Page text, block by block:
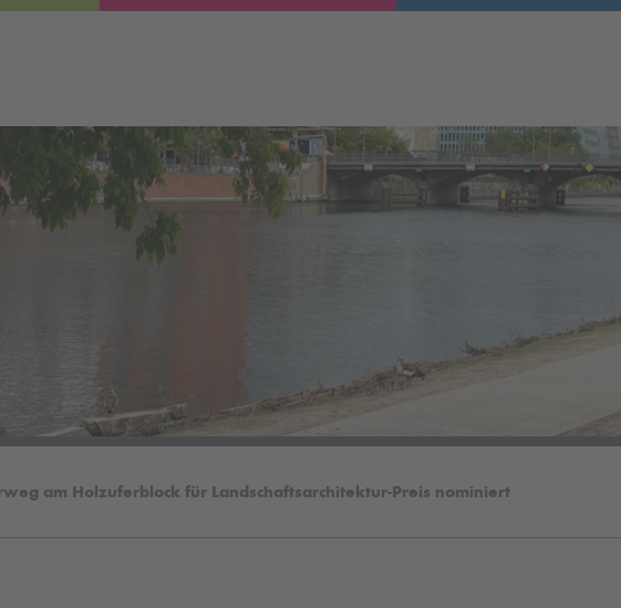
am Holzuferblock für Landschaftsarchitektur-Preis nominiert